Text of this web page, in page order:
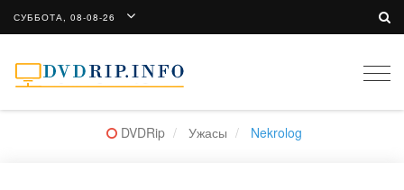
СУББОТА, 08-08-26
DVDRip Ужасы Nekrolog